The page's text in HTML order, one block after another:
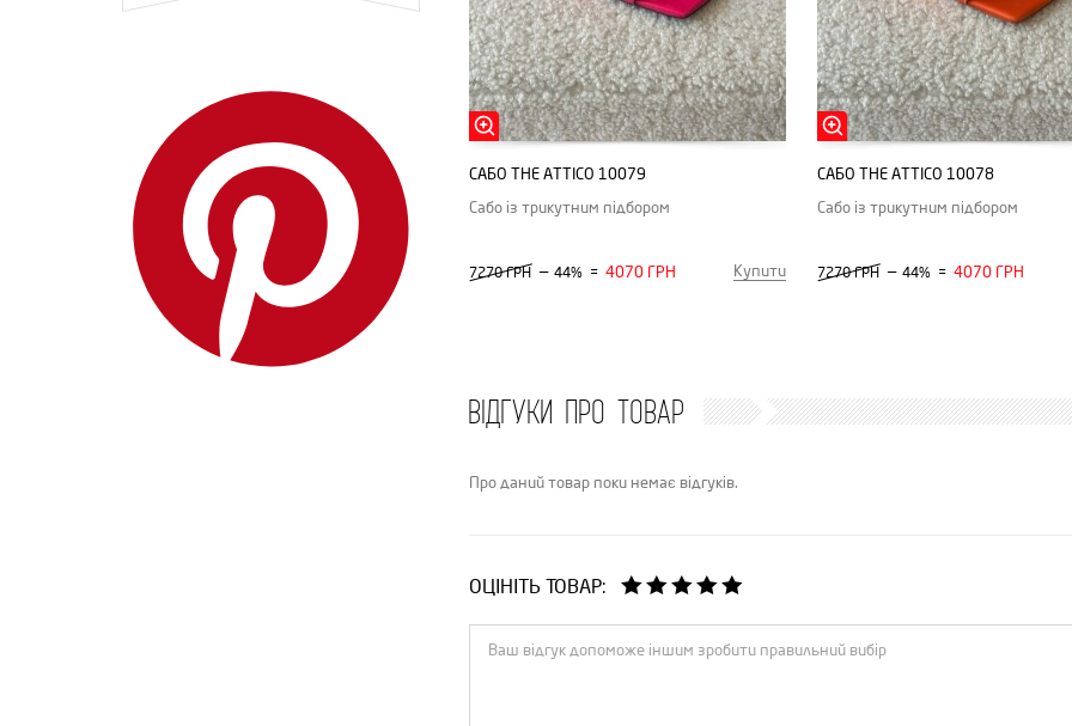
ReikeNen
Schiaparelli
The Attico
The Row
Versache
Yves Saint Laurent
САБО ТHE АTTICO 10079
Сабо із трикутним підбором
7270 ГРН — 44% = 4070 ГРН Купити
САБО ТHE АTTICO 10078
Сабо із трикутним підбором
7270 ГРН — 44% = 4070 ГРН
ВІДГУКИ ПРО ТОВАР
Про даний товар поки немає відгуків.
ОЦІНІТЬ ТОВАР: